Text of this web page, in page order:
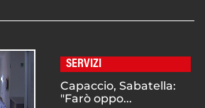
SERVIZI
Capaccio, Sabatella:
"Farò oppo...